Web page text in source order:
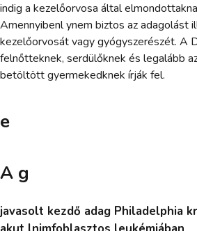
indig a kezelőorvosa által
Amennyibenl ynem biztos az adagolást
kezelőorvosát vagy gyógyszerészét. A
felnőtteknek, serdülőknek és legalább
betöltött gyermekedknek írják fel.
e
A g
javasolt kezdő adag Philadelphia